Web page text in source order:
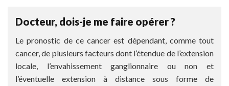
de
?
Docteur, dois-je me faire opérer ?
Le pronostic de ce cancer est dépendant, comme tout
cancer, de plusieurs facteurs dont l’étendue de l’extension
locale, l’envahissement ganglionnaire ou non et
l’éventuelle extension à distance sous forme de